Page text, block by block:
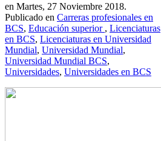
en Martes, 27 Noviembre 2018.
Publicado en Carreras profesionales en
BCS, Educación superior , Licenciaturas
en BCS, Licenciaturas en Universidad
Mundial, Universidad Mundial,
Universidad Mundial BCS,
Universidades, Universidades en BCS